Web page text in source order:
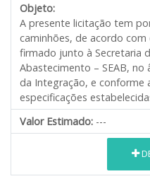
Objeto:
A presente licitação tem
caminhões, de acordo com
firmado junto à Secretaria
Abastecimento – SEAB,
da Integração, e conforme
especificações
Valor Estimado: ---